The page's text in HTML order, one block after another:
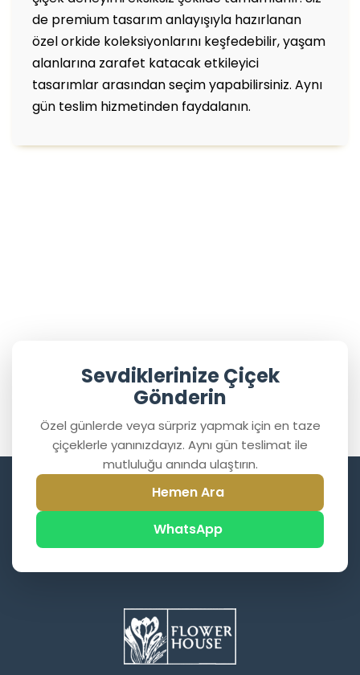
de premium tasarım anlayışıyla hazırlanan
özel orkide koleksiyonlarını keşfedebilir, yaşam
alanlarına zarafet katacak etkileyici
tasarımlar arasından seçim yapabilirsiniz. Aynı
gün teslim hizmetinden faydalanın.
Sevdiklerinize Çiçek
Gönderin
Özel günlerde veya sürpriz yapmak için en taze
çiçeklerle yanınızdayız. Aynı gün teslimat ile
mutluluğu anında ulaştırın.
Hemen Ara
WhatsApp